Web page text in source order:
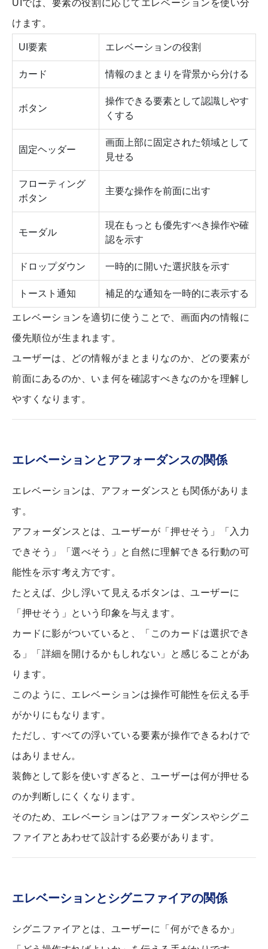
UIでは、要素の役割に応じてエレベーションを使い分
けます。
UI要素 エレベーションの役割
カード 情報のまとまりを背景から分ける
ボタン
操作できる要素として認識しやす
くする
固定ヘッダー
画面上部に固定された領域として
見せる
フローティング
ボタン
主要な操作を前面に出す
モーダル
現在もっとも優先すべき操作や確
認を示す
ドロップダウン 一時的に開いた選択肢を示す
トースト通知 補足的な通知を一時的に表示する
エレベーションを適切に使うことで、画面内の情報に
優先順位が生まれます。
ユーザーは、どの情報がまとまりなのか、どの要素が
前面にあるのか、いま何を確認すべきなのかを理解し
やすくなります。
エレベーションとアフォーダンスの関係
エレベーションは、アフォーダンスとも関係がありま
す。
アフォーダンスとは、ユーザーが「押せそう」「入力
できそう」「選べそう」と自然に理解できる行動の可
能性を示す考え方です。
たとえば、少し浮いて見えるボタンは、ユーザーに
「押せそう」という印象を与えます。
カードに影がついていると、「このカードは選択でき
る」「詳細を開けるかもしれない」と感じることがあ
ります。
このように、エレベーションは操作可能性を伝える手
がかりにもなります。
ただし、すべての浮いている要素が操作できるわけで
はありません。
装飾として影を使いすぎると、ユーザーは何が押せる
のか判断しにくくなります。
そのため、エレベーションはアフォーダンスやシグニ
ファイアとあわせて設計する必要があります。
エレベーションとシグニファイアの関係
シグニファイアとは、ユーザーに「何ができるか」